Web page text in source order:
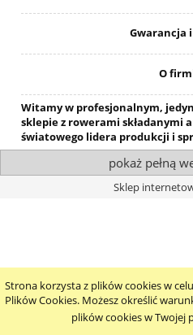
Strona korzysta z plików cookies w
Plików Cookies. Możesz określić
plików cookies w Twojej
Gwarancja
O
Witamy w profesjonalnym,
sklepie z rowerami składanymi
światowego lidera produkcji i
pokaż pełną
Sklep